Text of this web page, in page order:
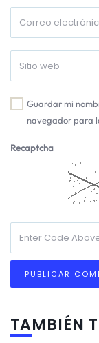
Guardar mi
navegador para
Recaptcha
TAMBIÉN